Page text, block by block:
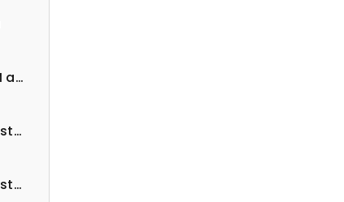
SUAVINEX ZERO ZERO MEDIUM anti-kolikový cumlík M 2 ks
Stokke Tripp Trapp rastúca stolička Lemon Yellow + Baby set
Stokke Tripp Trapp rastúca stolička Natural